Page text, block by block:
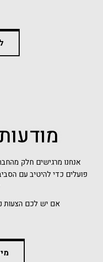
אנחנו מרגישים חלק
פועלים כדי להיטיב עם
אם יש לכם הצעות